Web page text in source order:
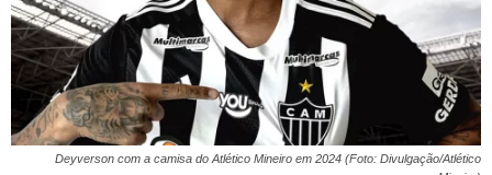
Deyverson com a camisa do Atlético Mineiro em 2024 (Foto: Divulgação/Atlético